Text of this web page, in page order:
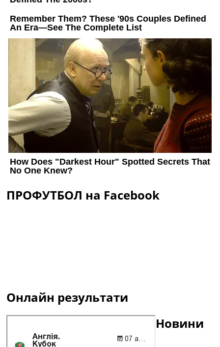
ПРОФУТБОЛ на Facebook
Онлайн результати
Новини